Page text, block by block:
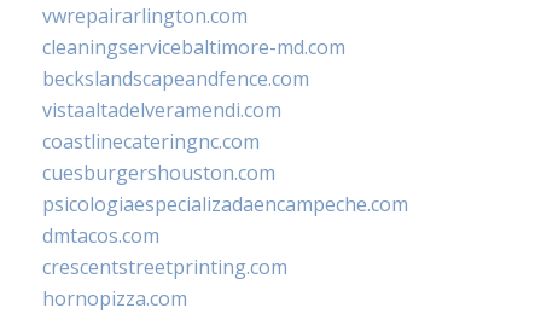
vwrepairarlington.com
cleaningservicebaltimore-md.com
beckslandscapeandfence.com
vistaaltadelveramendi.com
coastlinecateringnc.com
cuesburgershouston.com
psicologiaespecializadaencampeche.com
dmtacos.com
crescentstreetprinting.com
hornopizza.com